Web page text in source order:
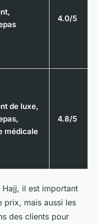
4.0/5
de luxe,
médicale
4.8/5
Hajj, il est important
prix, mais aussi les
des clients pour